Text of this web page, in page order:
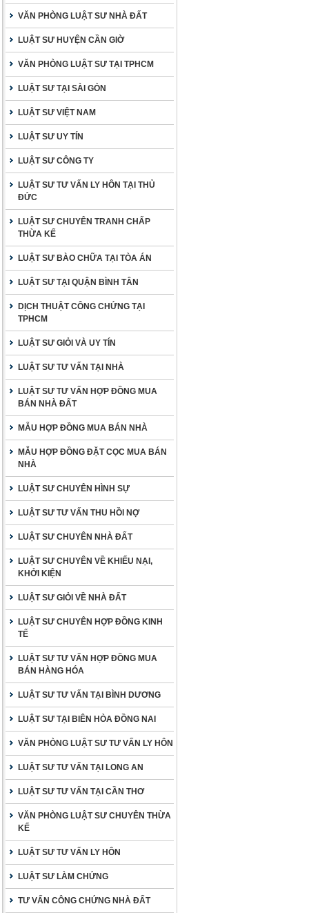
VĂN PHÒNG LUẬT SƯ NHÀ ĐẤT
LUẬT SƯ HUYỆN CẦN GIỜ
VĂN PHÒNG LUẬT SƯ TẠI TPHCM
LUẬT SƯ TẠI SÀI GÒN
LUẬT SƯ VIỆT NAM
LUẬT SƯ UY TÍN
LUẬT SƯ CÔNG TY
LUẬT SƯ TƯ VẤN LY HÔN TẠI THỦ
ĐỨC
LUẬT SƯ CHUYÊN TRANH CHẤP
THỪA KẾ
LUẬT SƯ BÀO CHỮA TẠI TÒA ÁN
LUẬT SƯ TẠI QUẬN BÌNH TÂN
DỊCH THUẬT CÔNG CHỨNG TẠI
TPHCM
LUẬT SƯ GIỎI VÀ UY TÍN
LUẬT SƯ TƯ VẤN TẠI NHÀ
LUẬT SƯ TƯ VẤN HỢP ĐỒNG MUA
BÁN NHÀ ĐẤT
MẪU HỢP ĐỒNG MUA BÁN NHÀ
MẪU HỢP ĐỒNG ĐẶT CỌC MUA BÁN
NHÀ
LUẬT SƯ CHUYÊN HÌNH SỰ
LUẬT SƯ TƯ VẤN THU HỒI NỢ
LUẬT SƯ CHUYÊN NHÀ ĐẤT
LUẬT SƯ CHUYÊN VỀ KHIẾU NẠI,
KHỞI KIỆN
LUẬT SƯ GIỎI VỀ NHÀ ĐẤT
LUẬT SƯ CHUYÊN HỢP ĐỒNG KINH
TẾ
LUẬT SƯ TƯ VẤN HỢP ĐỒNG MUA
BÁN HÀNG HÓA
LUẬT SƯ TƯ VẤN TẠI BÌNH DƯƠNG
LUẬT SƯ TẠI BIÊN HÒA ĐỒNG NAI
VĂN PHÒNG LUẬT SƯ TƯ VẤN LY HÔN
LUẬT SƯ TƯ VẤN TẠI LONG AN
LUẬT SƯ TƯ VẤN TẠI CẦN THƠ
VĂN PHÒNG LUẬT SƯ CHUYÊN THỪA
KẾ
LUẬT SƯ TƯ VẤN LY HÔN
LUẬT SƯ LÀM CHỨNG
TƯ VẤN CÔNG CHỨNG NHÀ ĐẤT